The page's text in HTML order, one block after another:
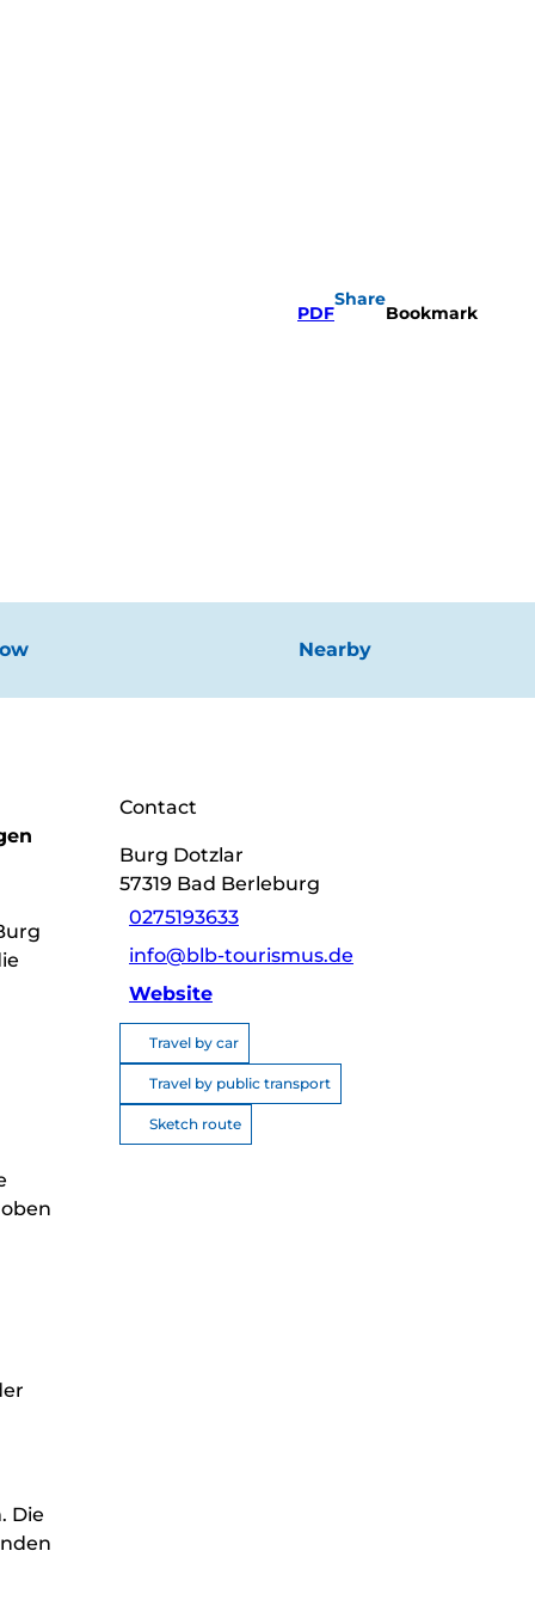
PDF
Share
Bookmark
Nearby
Die
Contact
Burg Dotzlar
57319 Bad Berleburg
0275193633
info@blb-tourismus.de
Website
Travel by car
Travel by public transport
Sketch route